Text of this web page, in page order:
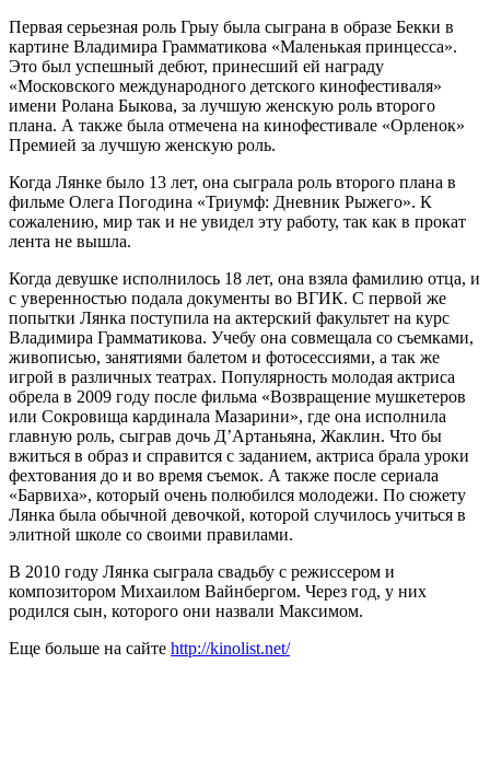
Первая серьезная роль Грыу была сыграна в образе Бекки в
картине Владимира Грамматикова «Маленькая принцесса».
Это был успешный дебют, принесший ей награду
«Московского международного детского кинофестиваля»
имени Ролана Быкова, за лучшую женскую роль второго
плана. А также была отмечена на кинофестивале «Орленок»
Премией за лучшую женскую роль.
Когда Лянке было 13 лет, она сыграла роль второго плана в
фильме Олега Погодина «Триумф: Дневник Рыжего». К
сожалению, мир так и не увидел эту работу, так как в прокат
лента не вышла.
Когда девушке исполнилось 18 лет, она взяла фамилию отца, и
с уверенностью подала документы во ВГИК. С первой же
попытки Лянка поступила на актерский факультет на курс
Владимира Грамматикова. Учебу она совмещала со съемками,
живописью, занятиями балетом и фотосессиями, а так же
игрой в различных театрах. Популярность молодая актриса
обрела в 2009 году после фильма «Возвращение мушкетеров
или Сокровища кардинала Мазарини», где она исполнила
главную роль, сыграв дочь Д’Артаньяна, Жаклин. Что бы
вжиться в образ и справится с заданием, актриса брала уроки
фехтования до и во время съемок. А также после сериала
«Барвиха», который очень полюбился молодежи. По сюжету
Лянка была обычной девочкой, которой случилось учиться в
элитной школе со своими правилами.
В 2010 году Лянка сыграла свадьбу с режиссером и
композитором Михаилом Вайнбергом. Через год, у них
родился сын, которого они назвали Максимом.
Еще больше на сайте http://kinolist.net/